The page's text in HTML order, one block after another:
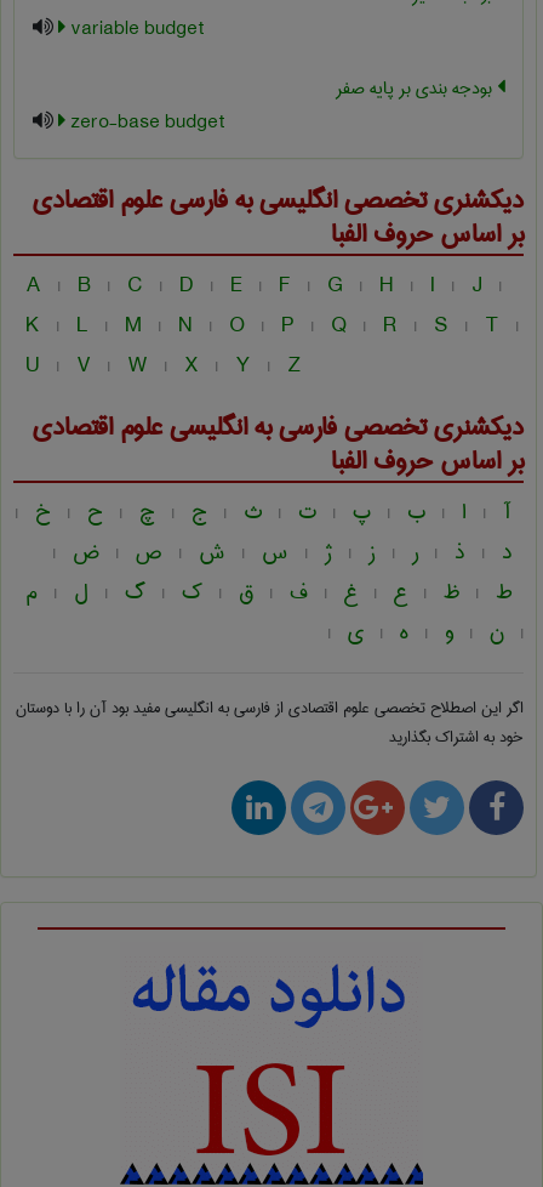
variable budget
بودجه بندی بر پایه صفر
zero-base budget
دیکشنری تخصصی انگلیسی به فارسیعلوم اقتصادی
بر اساس حروف الفبا
A | B | C | D | E | F | G | H | I | J |
K | L | M | N | O | P | Q | R | S | T |
U | V | W | X | Y | Z
دیکشنری تخصصی فارسی به انگلیسیعلوم اقتصادی
بر اساس حروف الفبا
آ | ا | ب | پ | ت | ث | ج | چ | ح | خ |
د | ذ | ر | ز | ژ | س | ش | ص | ض |
ط | ظ | ع | غ | ف | ق | ک | گ | ل | م
| ن | و | ه | ی |
اگر این اصطلاح تخصصی علوم اقتصادی از فارسی به انگلیسیمفید بود آن را با دوستان
خود به اشتراک بگذارید